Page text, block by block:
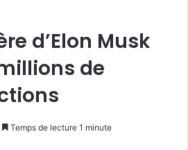
d’Elon Musk
de
Temps de lecture 1 minute